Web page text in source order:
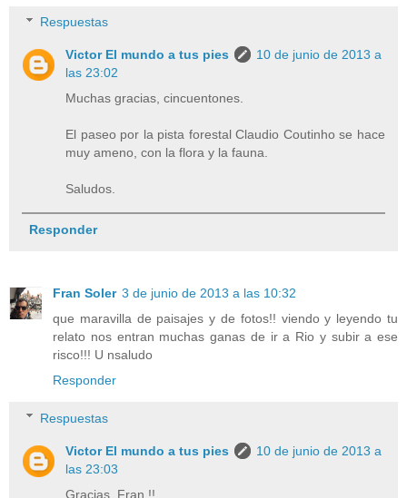
Respuestas
Victor El mundo a tus pies
10 de junio de 2013 a
las 23:02
Muchas gracias, cincuentones.
El paseo por la pista forestal Claudio Coutinho se hace
muy ameno, con la flora y la fauna.
Saludos.
Responder
Fran Soler 3 de junio de 2013 a las 10:32
que maravilla de paisajes y de fotos!! viendo y leyendo tu
relato nos entran muchas ganas de ir a Rio y subir a ese
risco!!! U nsaludo
Responder
Respuestas
Victor El mundo a tus pies
10 de junio de 2013 a
las 23:03
Gracias, Fran !!